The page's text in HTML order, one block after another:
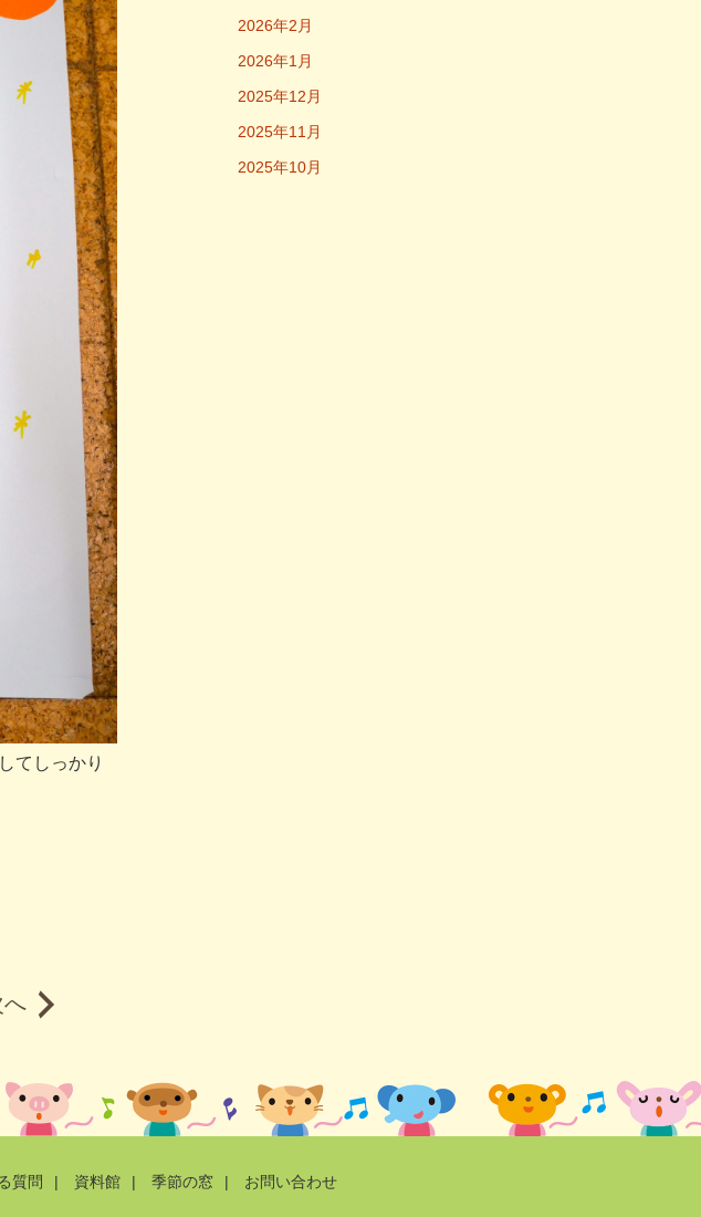
てしっかり
へ
2026年2月
2026年1月
2025年12月
2025年11月
2025年10月
質問 | 資料館 | 季節の窓 | お問い合わせ